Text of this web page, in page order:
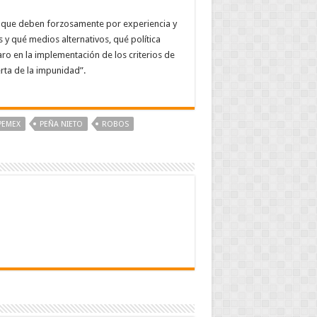
deben forzosamente por experiencia y
qué medios alternativos, qué política
en la implementación de los criterios de
de la impunidad”.
PEÑA NIETO ROBOS